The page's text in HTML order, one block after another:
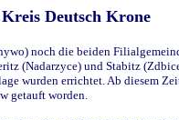
Deutsch Krone
noch die beiden
(Nadarzyce) und Stabitz
wurden errichtet. Ab diesem
getauft worden.